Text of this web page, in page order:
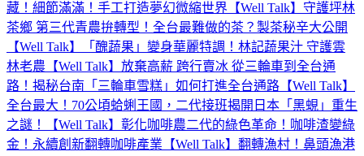
藏！細節滿滿！手工打造夢幻微縮世界【Well Talk】 守護坪林
茶鄉 第三代青農拚轉型！全台最難做的茶？製茶秘辛大公開
【Well Talk】
「醜蔬果」變身華麗特調！林記蔬果汁 守護雲
林老農【Well Talk】 放棄高薪 跨行賣冰 從三輪車到全台通
路！揭秘台南「三輪車雪糕」如何打進全台通路【Well Talk】
全台最大！70公頃蛤蜊王國，二代接班揭開日本「黑蜆」重生
之謎！【Well Talk】 彰化咖啡農二代的綠色革命！咖啡渣變綠
金！永續創新翻轉咖啡產業【Well Talk】 翻轉漁村！鼻頭漁港